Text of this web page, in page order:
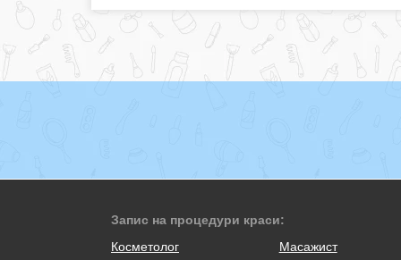
Запис на процедури краси:
Косметолог
Масажист